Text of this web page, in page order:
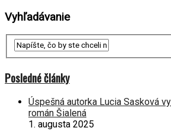
Vyhľadávanie
Posledné články
Úspešná autorka Lucia Sasková
román Šialená
1. augusta 2025